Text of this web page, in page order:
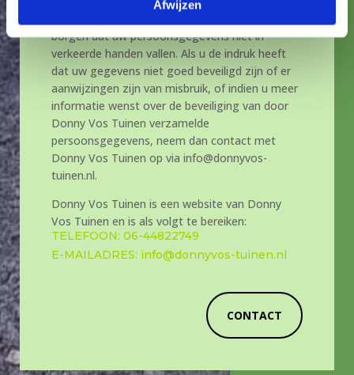
Afwijzen
borgen dat uw persoonsgegevens niet in
verkeerde handen vallen. Als u de indruk heeft
dat uw gegevens niet goed beveiligd zijn of er
aanwijzingen zijn van misbruik, of indien u meer
informatie wenst over de beveiliging van door
Donny Vos Tuinen verzamelde
persoonsgegevens, neem dan contact met
Donny Vos Tuinen op via info@donnyvos-
tuinen.nl.
Donny Vos Tuinen is een website van Donny
Vos Tuinen en is als volgt te bereiken:
TELEFOON: 06-44822749
E-MAILADRES: info@donnyvos-tuinen.nl
CONTACT